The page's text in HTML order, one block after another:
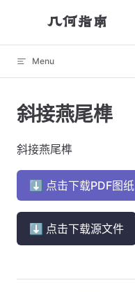
Skip to content
几何指南
Menu
斜接燕尾榫
斜接燕尾榫
⬇ 点击下载PDF图纸
⬇ 点击下载源文件